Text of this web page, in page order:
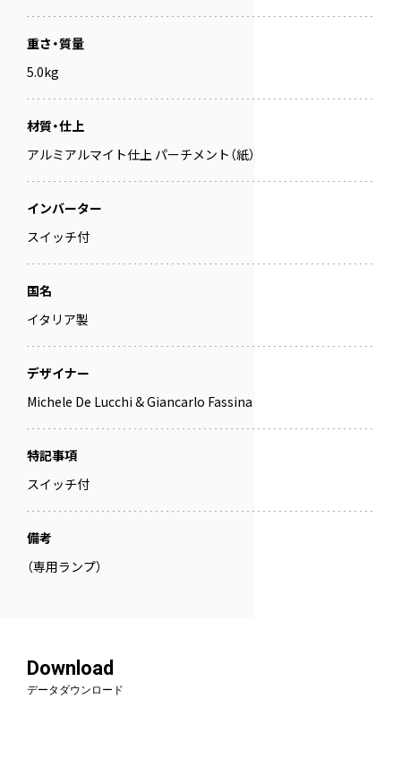
重さ・質量
5.0kg
材質・仕上
アルミアルマイト仕上 パーチメント（紙）
インバーター
スイッチ付
国名
イタリア製
デザイナー
Michele De Lucchi & Giancarlo Fassina
特記事項
スイッチ付
備考
（専用ランプ）
Download
データダウンロード